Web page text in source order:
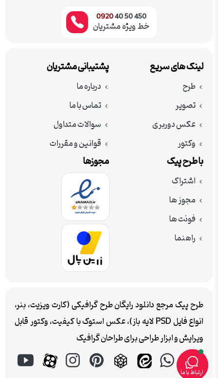
450 50 40
0920
خط ویژه مشتریان
لینک های سریع
طرح
تصویر
عکس دوربری
وکتور
پشتیبانی مشتریان
درباره ما
تماس با ما
سوالات متداول
قوانین و مقررات
با طرح پیک
اشتراک
مجوز ها
فونت ها
راهنما
مجوزها
طرح پیک مرجع دانلود رایگان طرح گرافیکی (کارت ویزیت، بنر،
انواع فایل PSD لایه باز)، عکس استوک با کیفیت، وکتور قابل
ویرایش و ابزار طراحی برای طراحان گرافیک
ارتباط با ما